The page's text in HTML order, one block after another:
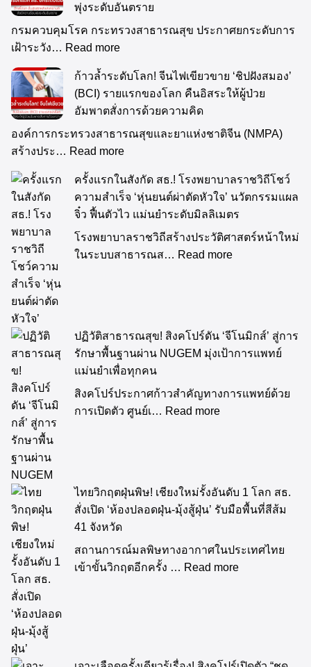
พุ่งระดับอันตราย
กรมควบคุมโรค กระทรวงสาธารณสุข ประกาศยกระดับการ
เฝ้าระวัง… Read more
ก้าวล้ำระดับโลก! จีนไฟเขียวขาย ‘ชิปฝังสมอง’
(BCI) รายแรกของโลก คืนอิสระให้ผู้ป่วย
อัมพาตสั่งการด้วยความคิด
องค์การกระทรวงสาธารณสุขและยาแห่งชาติจีน (NMPA)
สร้างประ… Read more
ครั้งแรกในสังกัด สธ.! โรงพยาบาลราชวิถีโชว์
ความสำเร็จ ‘หุ่นยนต์ผ่าตัดหัวใจ’ นวัตกรรมแผล
จิ๋ว ฟื้นตัวไว แม่นยำระดับมิลลิเมตร
โรงพยาบาลราชวิถีสร้างประวัติศาสตร์หน้าใหม่
ในระบบสาธารณส… Read more
ปฏิวัติสาธารณสุข! สิงคโปร์ดัน ‘จีโนมิกส์’ สู่การ
รักษาพื้นฐานผ่าน NUGEM มุ่งเป้าการแพทย์
แม่นยำเพื่อทุกคน
สิงคโปร์ประกาศก้าวสำคัญทางการแพทย์ด้วย
การเปิดตัว ศูนย์เ… Read more
ไทยวิกฤตฝุ่นพิษ! เชียงใหม่รั้งอันดับ 1 โลก สธ.
สั่งเปิด ‘ห้องปลอดฝุ่น-มุ้งสู้ฝุ่น’ รับมือพื้นที่สีส้ม
41 จังหวัด
สถานการณ์มลพิษทางอากาศในประเทศไทย
เข้าขั้นวิกฤตอีกครั้ง … Read more